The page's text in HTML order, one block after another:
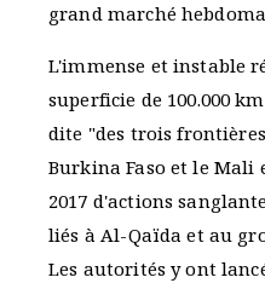
grand marché
L'immense et instable
superficie de 100.000
dite "des trois
Burkina Faso et le Mali
2017 d'actions
liés à Al-Qaïda et au
Les autorités y ont